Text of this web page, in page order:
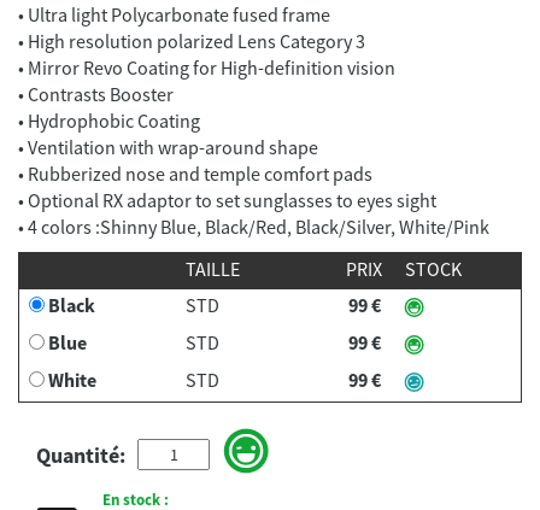
• Ultra light Polycarbonate fused frame
• High resolution polarized Lens Category 3
• Mirror Revo Coating for High-definition vision
• Contrasts Booster
• Hydrophobic Coating
• Ventilation with wrap-around shape
• Rubberized nose and temple comfort pads
• Optional RX adaptor to set sunglasses to eyes sight
• 4 colors :Shinny Blue, Black/Red, Black/Silver, White/Pink
TAILLE
PRIX
STOCK
Black
STD
99 €
Blue
STD
99 €
White
STD 99 €
Quantité:
En stock :